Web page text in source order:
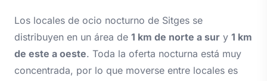
Los locales de ocio nocturno de Sitges se
distribuyen en un área de 1 km de norte a sur y 1 km
de este a oeste. Toda la oferta nocturna está muy
concentrada, por lo que moverse entre locales es